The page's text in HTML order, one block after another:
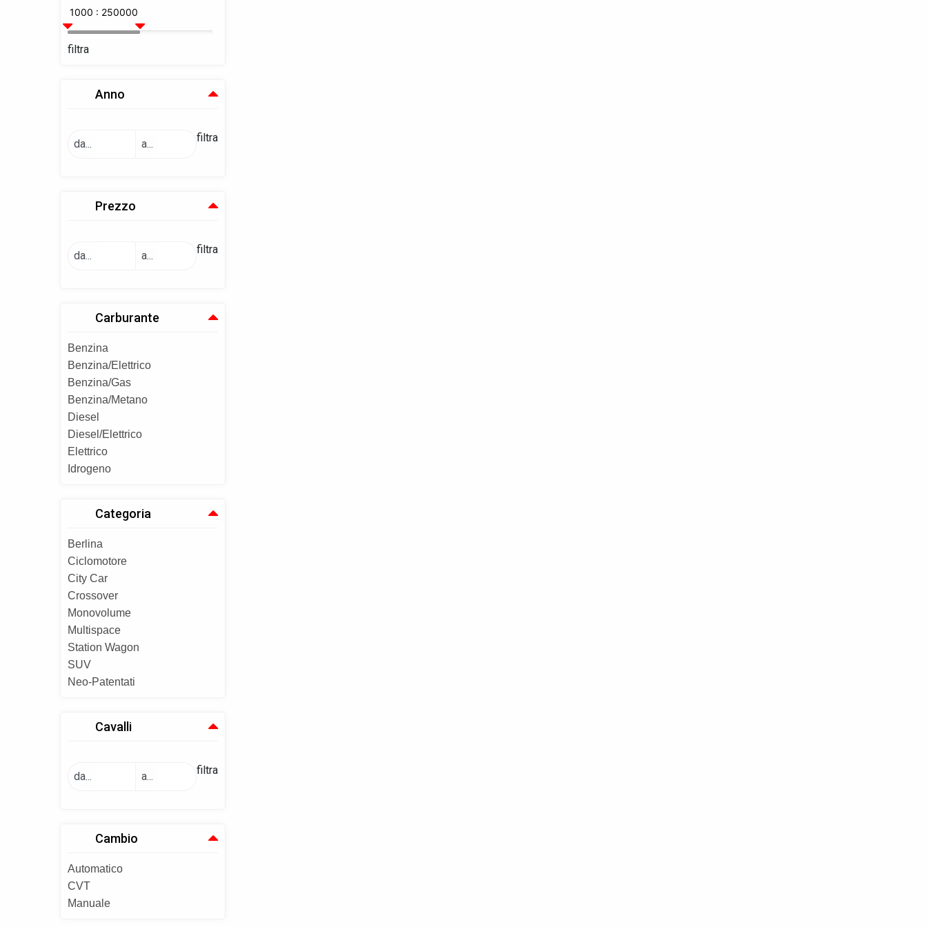
1000 : 250000
filtra
Anno
da... a... filtra
Prezzo
da... a... filtra
Carburante
Benzina
Benzina/Elettrico
Benzina/Gas
Benzina/Metano
Diesel
Diesel/Elettrico
Elettrico
Idrogeno
Categoria
Berlina
Ciclomotore
City Car
Crossover
Monovolume
Multispace
Station Wagon
SUV
Neo-Patentati
Cavalli
da... a... filtra
Cambio
Automatico
CVT
Manuale